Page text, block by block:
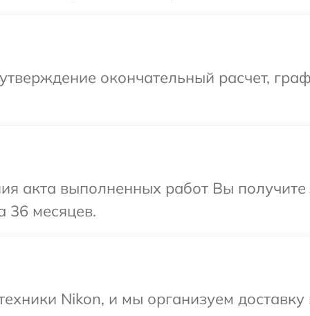
окончательный расчет,
акта выполненных работ Вы
36 месяцев.
Nikon, и мы организуем